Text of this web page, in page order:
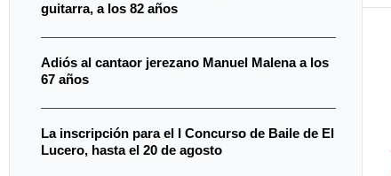
guitarra, a los 82 años
Adiós al cantaor jerezano Manuel Malena a los
67 años
La inscripción para el I Concurso de Baile de El
Lucero, hasta el 20 de agosto